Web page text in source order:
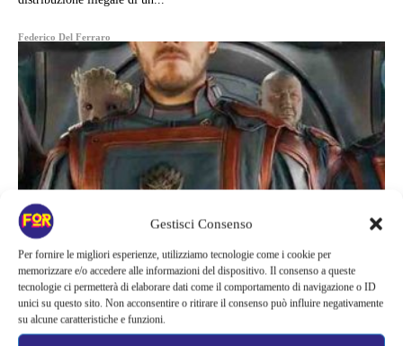
Gestisci Consenso
Per fornire le migliori esperienze, utilizziamo tecnologie come i cookie per
memorizzare e/o accedere alle informazioni del dispositivo. Il consenso a queste
tecnologie ci permetterà di elaborare dati come il comportamento di navigazione o ID
unici su questo sito. Non acconsentire o ritirare il consenso può influire negativamente
su alcune caratteristiche e funzioni.
Federico Del Ferraro
Cinema